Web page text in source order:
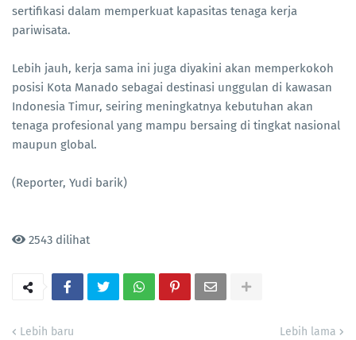
sertifikasi dalam memperkuat kapasitas tenaga kerja
pariwisata.
Lebih jauh, kerja sama ini juga diyakini akan memperkokoh
posisi Kota Manado sebagai destinasi unggulan di kawasan
Indonesia Timur, seiring meningkatnya kebutuhan akan
tenaga profesional yang mampu bersaing di tingkat nasional
maupun global.
(Reporter, Yudi barik)
2543 dilihat
Lebih baru Lebih lama